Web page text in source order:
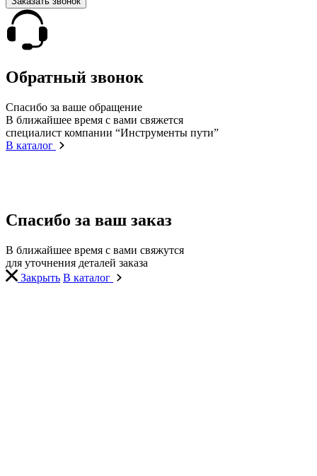
Обратный звонок
Спасибо за ваше обращение
В ближайшее время с вами свяжется
специалист компании “Инструменты пути”
В каталог
Спасибо за ваш заказ
В ближайшее время с вами свяжутся
для уточнения деталей заказа
Закрыть В каталог